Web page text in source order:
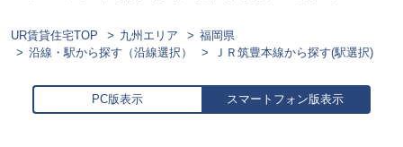
UR賃貸住宅TOP 九州エリア
福岡県
沿線・駅から探す（沿線選択）
ＪＲ筑豊本線から探す(駅選択)
PC版表示 スマートフォン版表示